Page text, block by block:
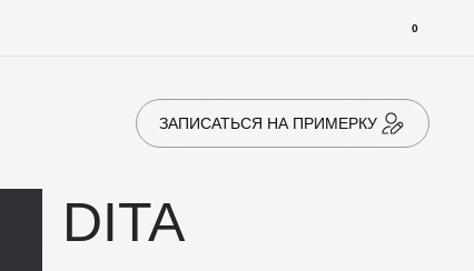
0
ЗАПИСАТЬСЯ НА ПРИМЕРКУ
DITA